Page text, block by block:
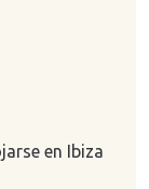
en Ibiza